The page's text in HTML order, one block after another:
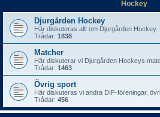
Hockey
Djurgården Hockey
Här diskuteras allt om Djurgården Hockey.
Trådar: 1838
Matcher
Här diskuterar vi Djurgården Hockeys
Trådar: 1463
Övrig sport
Här diskuteras vi andra DIF-föreningar,
Trådar: 456